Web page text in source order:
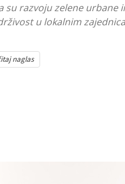
su razvoju zelene
u lokalnim
naglas